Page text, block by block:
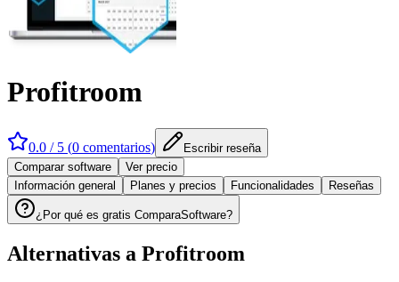
Profitroom
0.0 / 5 (0 comentarios)
Escribir reseña
Comparar software
Ver precio
Información general
Planes y precios Funcionalidades Reseñas
¿Por qué es gratis ComparaSoftware?
Alternativas a Profitroom